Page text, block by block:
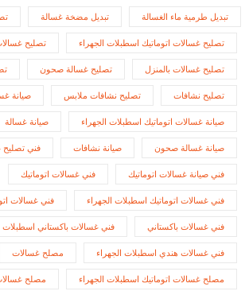
تبديل طرمية ماء الغسالة تبديل مضخة غسالة
تصليح غسالات اتوماتيك اسطبلات الجهراء تصليح
تصليح غسالات بالمنزل تصليح غسالة صحون
تصليح نشافات تصليح نشافات ملابس صيانة
صيانة غسالات اتوماتيك اسطبلات الجهراء صيانة غسالة
صيانة غسالة صحون صيانة نشافات فني تصليح
فني صيانة غسالات اتوماتيك فني غسالات اتوماتيك
فني غسالات اتوماتيك اسطبلات الجهراء فني غسالات
فني غسالات باكستاني فني غسالات باكستاني اسطبلات
فني غسالات هندي اسطبلات الجهراء مصلح غسالات
مصلح غسالات اتوماتيك اسطبلات الجهراء مصلح